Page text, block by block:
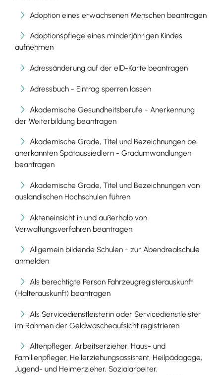
Adoption eines erwachsenen Menschen beantragen
Adoptionspflege eines minderjährigen Kindes
aufnehmen
Adressänderung auf der eID-Karte beantragen
Adressbuch - Eintrag sperren lassen
Akademische Gesundheitsberufe - Anerkennung
der Weiterbildung beantragen
Akademische Grade, Titel und Bezeichnungen bei
anerkannten Spätaussiedlern - Gradumwandlungen
beantragen
Akademische Grade, Titel und Bezeichnungen von
ausländischen Hochschulen führen
Akteneinsicht in und außerhalb von
Verwaltungsverfahren beantragen
Allgemein bildende Schulen - zur Abendrealschule
anmelden
Als berechtigte Person Fahrzeugregisterauskunft
(Halterauskunft) beantragen
Als Servicedienstleisterin oder Servicedienstleister
im Rahmen der Geldwäscheaufsicht registrieren
Altenpfleger, Arbeitserzieher, Haus- und
Familienpfleger, Heilerziehungsassistent, Heilpädagoge,
Jugend- und Heimerzieher, Sozialarbeiter,